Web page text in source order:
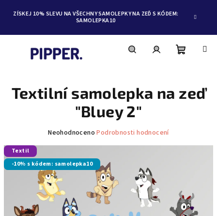
obsah
ZÍSKEJ 10% SLEVU NA VŠECHNY SAMOLEPKY NA ZEĎ S KÓDEM:
SAMOLEPKA10
košík
Textilní samolepka na zeď
"Bluey 2"
Průměrné
je
0,0
z
5
hvězdiček.
Neohodnoceno Podrobnosti hodnocení
Textil
-10% s kódem: samolepka10